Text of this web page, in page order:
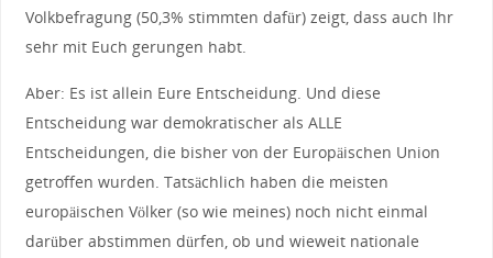
Volkbefragung (50,3% stimmten dafür) zeigt, dass auch Ihr
sehr mit Euch gerungen habt.
Aber: Es ist allein Eure Entscheidung. Und diese
Entscheidung war demokratischer als ALLE
Entscheidungen, die bisher von der Europäischen Union
getroffen wurden. Tatsächlich haben die meisten
europäischen Völker (so wie meines) noch nicht einmal
darüber abstimmen dürfen, ob und wieweit nationale